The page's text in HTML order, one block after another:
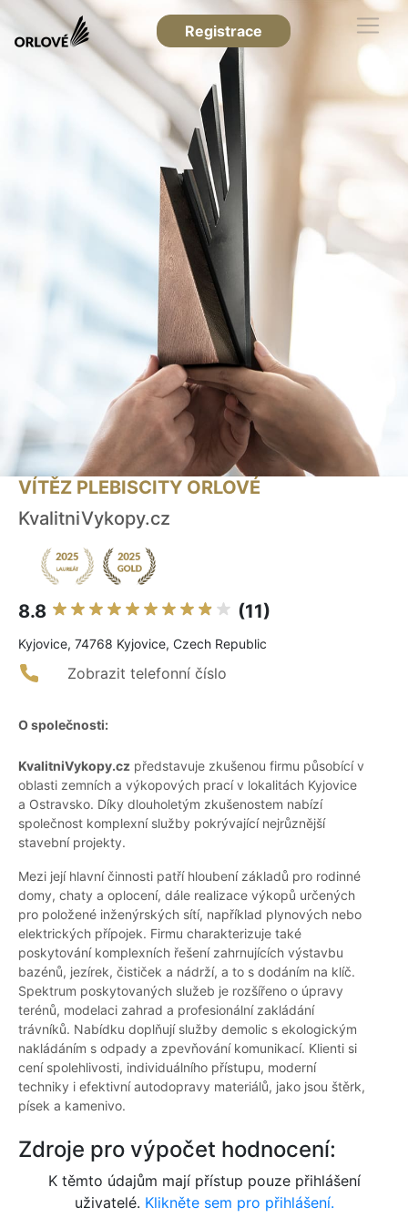
Registrace
VÍTĚZ PLEBISCITY ORLOVÉ
KvalitniVykopy.cz
8.8 (11)
Kyjovice, 74768 Kyjovice, Czech Republic
Zobrazit telefonní číslo
O společnosti:
KvalitniVykopy.cz představuje zkušenou firmu působící v
oblasti zemních a výkopových prací v lokalitách Kyjovice
a Ostravsko. Díky dlouholetým zkušenostem nabízí
společnost komplexní služby pokrývající nejrůznější
stavební projekty.
Mezi její hlavní činnosti patří hloubení základů pro rodinné
domy, chaty a oplocení, dále realizace výkopů určených
pro položené inženýrských sítí, například plynových nebo
elektrických přípojek. Firmu charakterizuje také
poskytování komplexních řešení zahrnujících výstavbu
bazénů, jezírek, čističek a nádrží, a to s dodáním na klíč.
Spektrum poskytovaných služeb je rozšířeno o úpravy
terénů, modelaci zahrad a profesionální zakládání
trávníků. Nabídku doplňují služby demolic s ekologickým
nakládáním s odpady a zpevňování komunikací. Klienti si
cení spolehlivosti, individuálního přístupu, moderní
techniky i efektivní autodopravy materiálů, jako jsou štěrk,
písek a kamenivo.
Zdroje pro výpočet hodnocení:
K těmto údajům mají přístup pouze přihlášení
uživatelé. Klikněte sem pro přihlášení.